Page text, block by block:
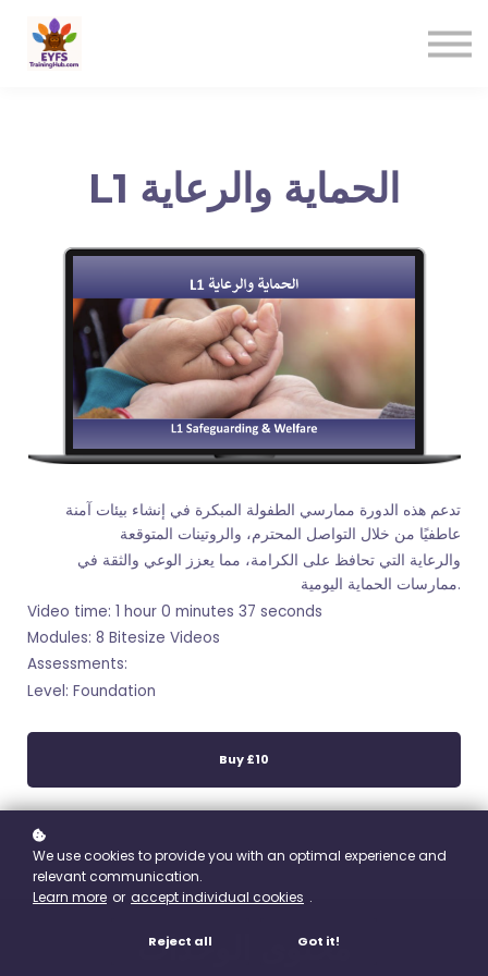
L1 الحماية والرعاية
تدعم هذه الدورة ممارسي الطفولة المبكرة في إنشاء بيئات آمنة
عاطفيًا من خلال التواصل المحترم، والروتينات المتوقعة
والرعاية التي تحافظ على الكرامة، مما يعزز الوعي والثقة في
ممارسات الحماية اليومية.
Video time: 1 hour 0 minutes 37 seconds
Modules: 8 Bitesize Videos
Assessments:
Level: Foundation
Buy£10
محتوى الوحدات
We use cookies to provide you with an optimal experience and
relevant communication.
Learn more or accept individual cookies .
Reject all Got it!